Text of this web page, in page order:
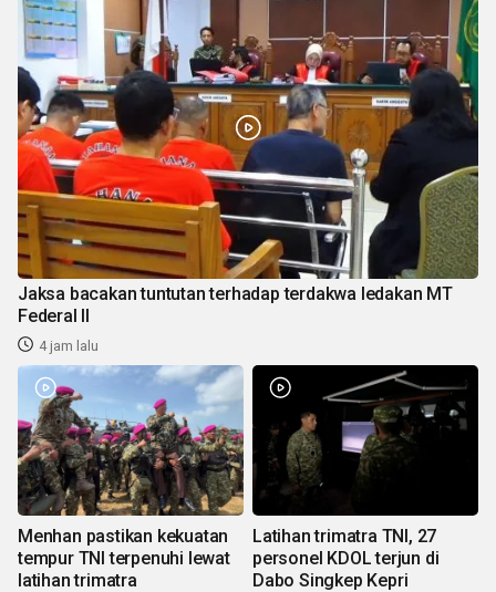
Jaksa bacakan tuntutan terhadap terdakwa ledakan MT
Federal II
4 jam lalu
Menhan pastikan kekuatan
tempur TNI terpenuhi lewat
latihan trimatra
Latihan trimatra TNI, 27
personel KDOL terjun di
Dabo Singkep Kepri